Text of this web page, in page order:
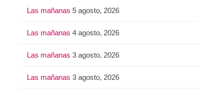
Las mañanas 5 agosto, 2026
Las mañanas 4 agosto, 2026
Las mañanas 3 agosto, 2026
Las mañanas 3 agosto, 2026